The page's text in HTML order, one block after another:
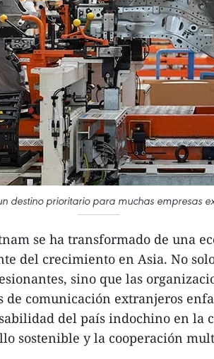
destino prioritario para muchas empresas
se ha transformado de una
del crecimiento en Asia. No
sino que las
de comunicación extranjeros
del país indochino en la
sostenible y la cooperación